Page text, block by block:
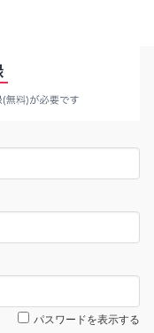
パスワードを表示する